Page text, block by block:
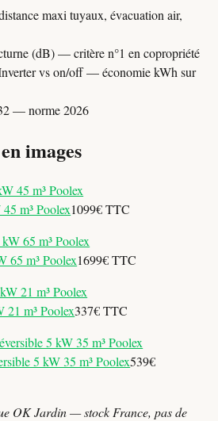
maxi tuyaux, évacuation air,
(dB) — critère n°1 en copropriété
vs on/off — économie kWh sur
— norme 2026
images
m³ Poolex1099€ TTC
65 m³ Poolex1699€ TTC
m³ Poolex337€ TTC
5 kW 35 m³ Poolex539€
OK Jardin — stock France, pas de